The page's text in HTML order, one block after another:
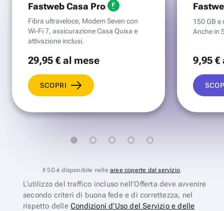
Fastweb Casa Pro
Fibra ultraveloce, Modem Seven con
Wi‑Fi 7, assicurazione Casa Quixa e
attivazione inclusi.
29,95 €al mese
SCOPRI
150 GB e
Anche in
9,95 €
Il 5G è disponibile nelle aree coperte dal servizio.
L’utilizzo del traffico incluso nell’Offerta deve avvenire
secondo criteri di buona fede e di correttezza, nel
rispetto delle Condizioni d’Uso del Servizio e delle